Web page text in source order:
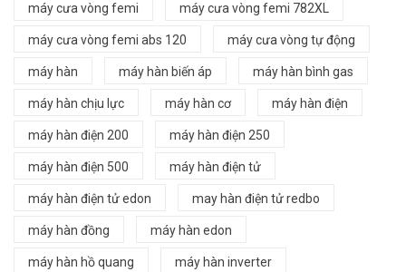
máy cưa vòng femi máy cưa vòng femi 782XL
máy cưa vòng femi abs 120 máy cưa vòng tự động
máy hàn máy hàn biến áp máy hàn bình gas
máy hàn chịu lực máy hàn cơ máy hàn điện
máy hàn điện 200 máy hàn điện 250
máy hàn điện 500 máy hàn điện tử
máy hàn điện tử edon may hàn điện tử redbo
máy hàn đồng máy hàn edon
máy hàn hồ quang máy hàn inverter